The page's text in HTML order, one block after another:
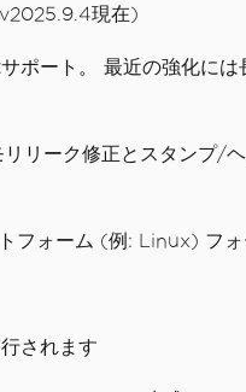
現在)
ート。 最近の強化に
リーク修正とスタンプ/
ォーム (例: Linux) フォ
されます